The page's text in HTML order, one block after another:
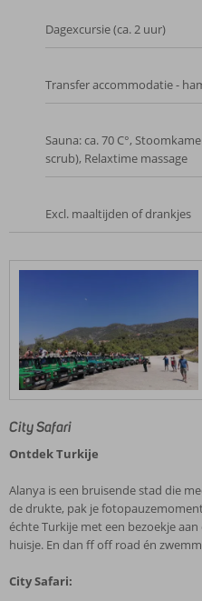
Dagexcursie (ca. 2 uur)
Transfer accommodatie -
Sauna: ca. 70 C°,
scrub), Relaxtime massage
Excl. maaltijden of drankjes
City Safari
Ontdek Turkije
Alanya is een bruisende stad die
de drukte, pak je
échte Turkije met een bezoekje
huisje. En dan ff off road én
City Safari: